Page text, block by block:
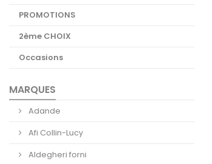
PROMOTIONS
2ème CHOIX
Occasions
MARQUES
Adande
Afi Collin-Lucy
Aldegheri forni